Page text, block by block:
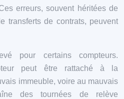
erreurs, souvent héritées de
transferts de contrats, peuvent
pour certains compteurs.
peut être rattaché à la
immeuble, voire au mauvais
des tournées de relève